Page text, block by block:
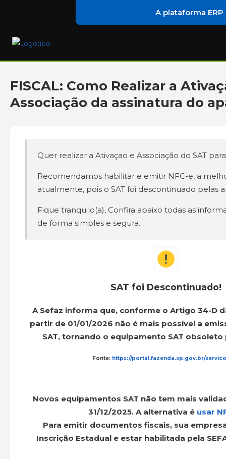
A plataforma
FISCAL: Como Realizar a
Associação da assinatura do
Quer realizar a Ativaçao e Associação do SAT
Recomendamos habilitar e emitir NFC-e, a
atualmente, pois o SAT foi descontinuado pelas
Fique tranquilo(a), Confira abaixo todas as
de forma simples e segura.
SAT foi Descontinuado!
A Sefaz informa que, conforme o Artigo 34-D
partir de 01/01/2026 não é mais possível a
SAT, tornando o equipamento SAT obsoleto
Fonte: https://portal.fazenda.sp.gov.br/
Novos equipamentos SAT não tem mais
31/12/2025. A alternativa é usar
Para emitir documentos fiscais, sua
Inscrição Estadual e estar habilitada pela